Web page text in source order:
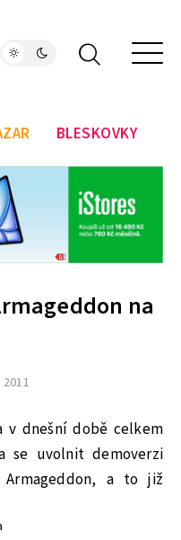
BLESKOVKY
na
2011
v dnešní době celkem
se uvolnit demoverzi
Armageddon, a to již